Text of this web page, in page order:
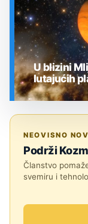
U blizini
lutajućih
NEOVISNO
Podrži
Članstvo
svemiru i